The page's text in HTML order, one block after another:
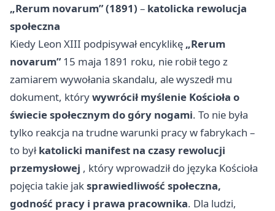
„Rerum novarum” (1891) – katolicka rewolucja
społeczna
Kiedy Leon XIII podpisywał encyklikę „Rerum
novarum”15 maja 1891 roku, nie robił tego z
zamiarem wywołania skandalu, ale wyszedł mu
dokument, którywywrócił myślenie Kościoła o
świecie społecznym do góry nogami. To nie była
tylko reakcja na trudne warunki pracy w fabrykach –
to byłkatolicki manifest na czasy rewolucji
przemysłowej , który wprowadził do języka Kościoła
pojęcia takie jaksprawiedliwość społeczna,
godność pracy i prawa pracownika. Dla ludzi,